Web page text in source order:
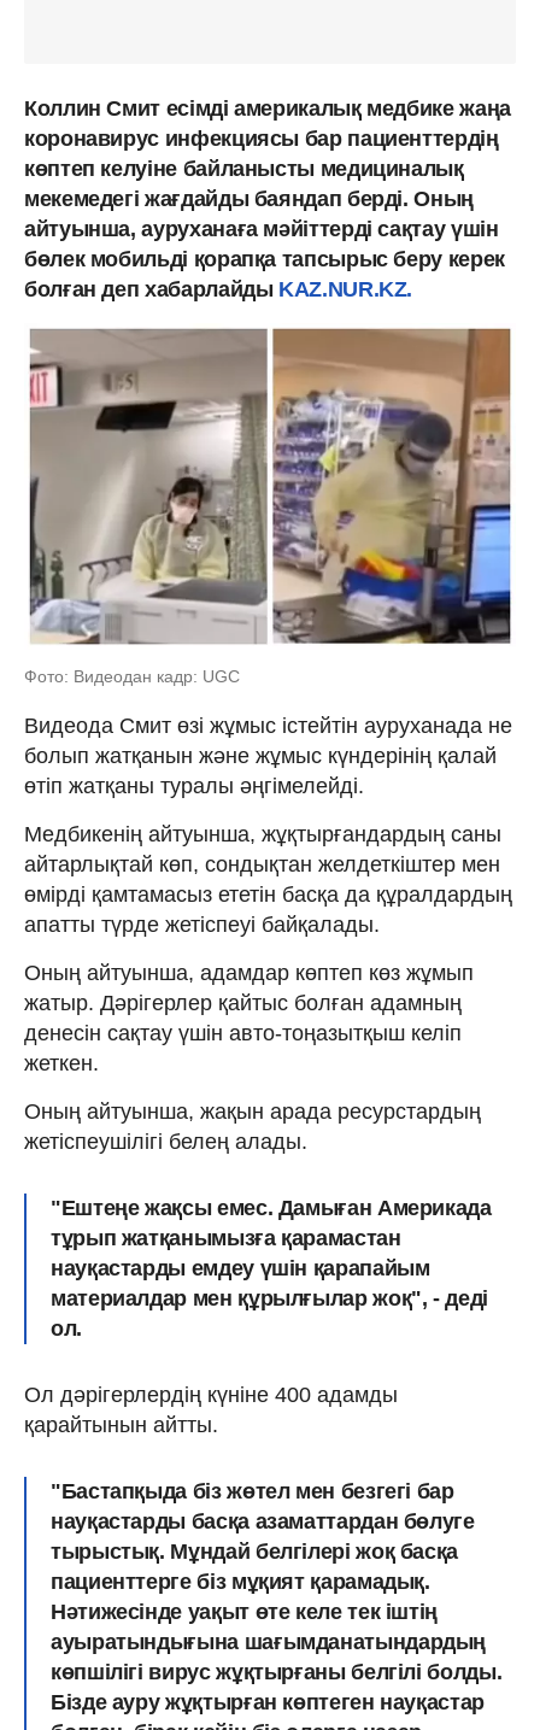
Коллин Смит есімді америкалық медбике жаңа
коронавирус инфекциясы бар пациенттердің
көптеп келуіне байланысты медициналық
мекемедегі жағдайды баяндап берді. Оның
айтуынша, ауруханаға мәйіттерді сақтау үшін
бөлек мобильді қорапқа тапсырыс беру керек
болған деп хабарлайды KAZ.NUR.KZ.
Фото: Видеодан кадр: UGC
Видеода Смит өзі жұмыс істейтін ауруханада не
болып жатқанын және жұмыс күндерінің қалай
өтіп жатқаны туралы әңгімелейді.
Медбикенің айтуынша, жұқтырғандардың саны
айтарлықтай көп, сондықтан желдеткіштер мен
өмірді қамтамасыз ететін басқа да құралдардың
апатты түрде жетіспеуі байқалады.
Оның айтуынша, адамдар көптеп көз жұмып
жатыр. Дәрігерлер қайтыс болған адамның
денесін сақтау үшін авто-тоңазытқыш келіп
жеткен.
Оның айтуынша, жақын арада ресурстардың
жетіспеушілігі белең алады.
"Ештеңе жақсы емес. Дамыған Америкада
тұрып жатқанымызға қарамастан
науқастарды емдеу үшін қарапайым
материалдар мен құрылғылар жоқ", - деді
ол.
Ол дәрігерлердің күніне 400 адамды
қарайтынын айтты.
"Бастапқыда біз жөтел мен безгегі бар
науқастарды басқа азаматтардан бөлуге
тырыстық. Мұндай белгілері жоқ басқа
пациенттерге біз мұқият қарамадық.
Нәтижесінде уақыт өте келе тек іштің
ауыратындығына шағымданатындардың
көпшілігі вирус жұқтырғаны белгілі болды.
Бізде ауру жұқтырған көптеген науқастар